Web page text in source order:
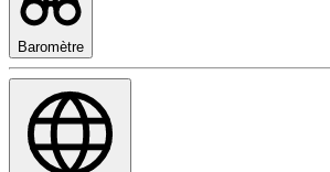
Baromètre